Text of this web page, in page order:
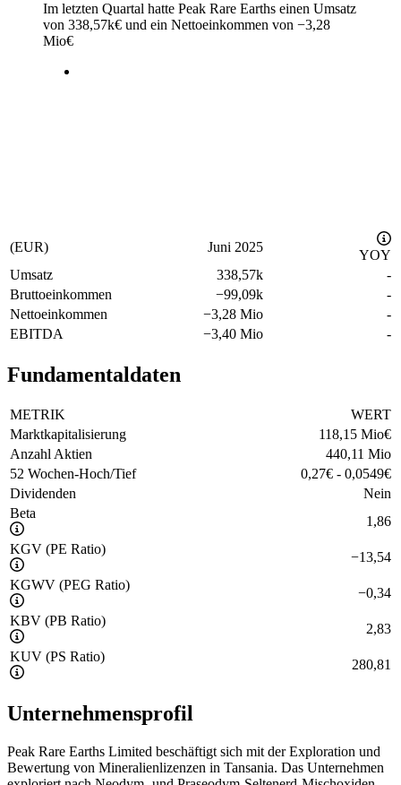
Im letzten Quartal hatte Peak Rare Earths einen Umsatz
von 338,57k€ und ein Nettoeinkommen von −3,28
Mio€
(EUR) Juni 2025
YOY
Umsatz
338,57k
-
Bruttoeinkommen
−99,09k
-
Nettoeinkommen
−3,28 Mio
-
EBITDA
−3,40 Mio -
Fundamentaldaten
METRIK
WERT
Marktkapitalisierung
118,15 Mio€
Anzahl Aktien
440,11 Mio
52 Wochen-Hoch/Tief
0,27€ - 0,0549€
Dividenden
Nein
Beta
1,86
KGV (PE Ratio)
−13,54
KGWV (PEG Ratio)
−0,34
KBV (PB Ratio)
2,83
KUV (PS Ratio)
280,81
Unternehmensprofil
Peak Rare Earths Limited beschäftigt sich mit der Exploration und
Bewertung von Mineralienlizenzen in Tansania. Das Unternehmen